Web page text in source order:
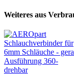
Weiteres aus